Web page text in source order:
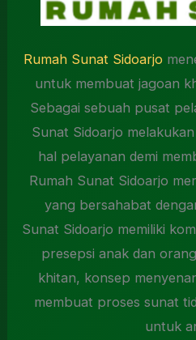
Rumah Sunat Sidoarjo
untuk membuat jagoan
Sebagai sebuah pusat
Sunat Sidoarjo
hal pelayanan demi
Rumah Sunat Sidoarjo
yang bersahabat
Sunat Sidoarjo memiliki
presepsi anak dan
khitan, konsep
membuat proses sunat
untuk